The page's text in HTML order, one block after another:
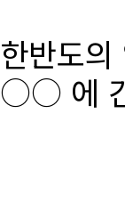
한반도
○○ 에